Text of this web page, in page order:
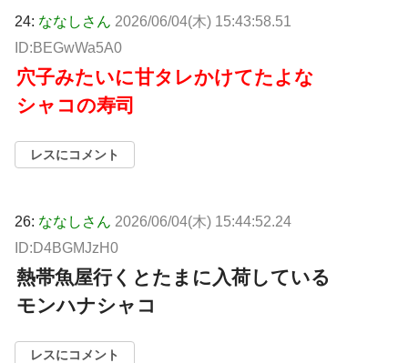
24: ななしさん 2026/06/04(木) 15:43:58.51
ID:BEGwWa5A0
穴子みたいに甘タレかけてたよな
シャコの寿司
レスにコメント
26: ななしさん 2026/06/04(木) 15:44:52.24
ID:D4BGMJzH0
熱帯魚屋行くとたまに入荷している
モンハナシャコ
レスにコメント